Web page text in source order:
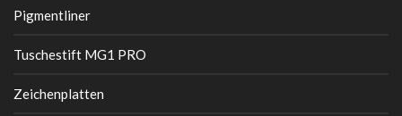
Pigmentliner
Tuschestift MG1 PRO
Zeichenplatten